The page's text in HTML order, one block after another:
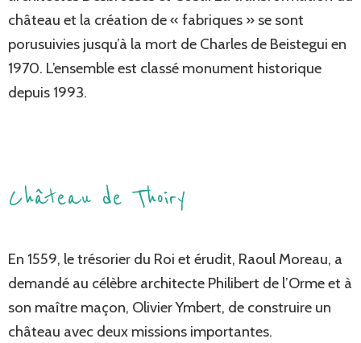
château et la création de « fabriques » se sont
porusuivies jusqu’à la mort de Charles de Beistegui en
1970. L’ensemble est classé monument historique
depuis 1993.
Château de Thoiry
En 1559, le trésorier du Roi et érudit, Raoul Moreau, a
demandé au célèbre architecte Philibert de l’Orme et à
son maître maçon, Olivier Ymbert, de construire un
château avec deux missions importantes.